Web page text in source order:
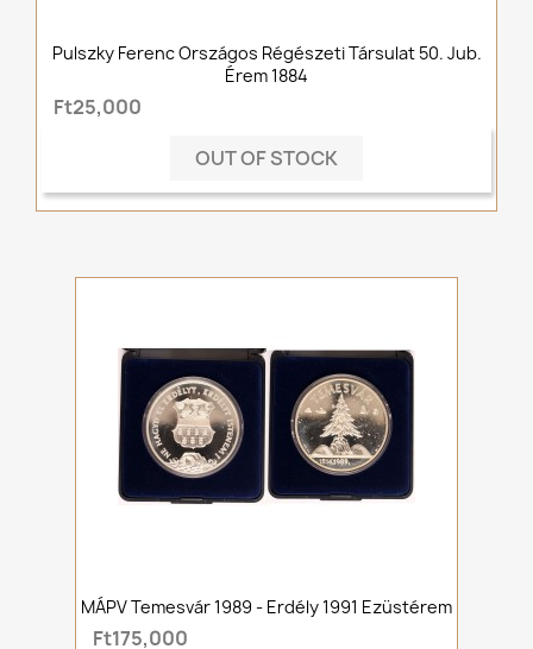
Pulszky Ferenc Országos Régészeti Társulat 50. Jub.
Érem 1884
Ft25,000
OUT OF STOCK
MÁPV Temesvár 1989 - Erdély 1991 Ezüstérem
Ft175,000